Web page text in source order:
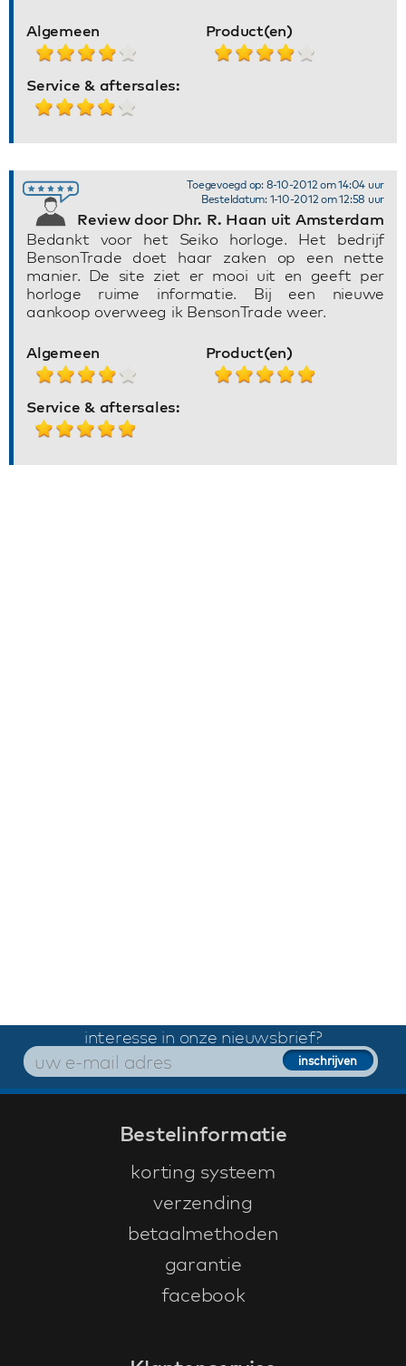
Algemeen Product(en)
Service & aftersales:
Review door Dhr. R. Haan uit Amsterdam
Toegevoegd op: 8-10-2012 om 14:04 uur
Besteldatum: 1-10-2012 om 12:58 uur
Bedankt voor het Seiko horloge. Het bedrijf
BensonTrade doet haar zaken op een nette
manier. De site ziet er mooi uit en geeft per
horloge ruime informatie. Bij een nieuwe
aankoop overweeg ik BensonTrade weer.
Algemeen Product(en)
Service & aftersales:
interesse in onze nieuwsbrief?
Bestelinformatie
korting systeem
verzending
betaalmethoden
garantie
facebook